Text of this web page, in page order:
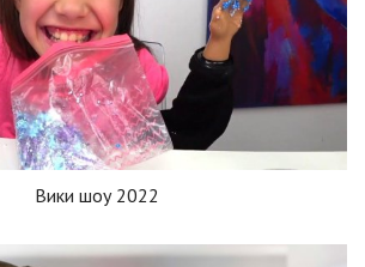
Вики шоу 2022